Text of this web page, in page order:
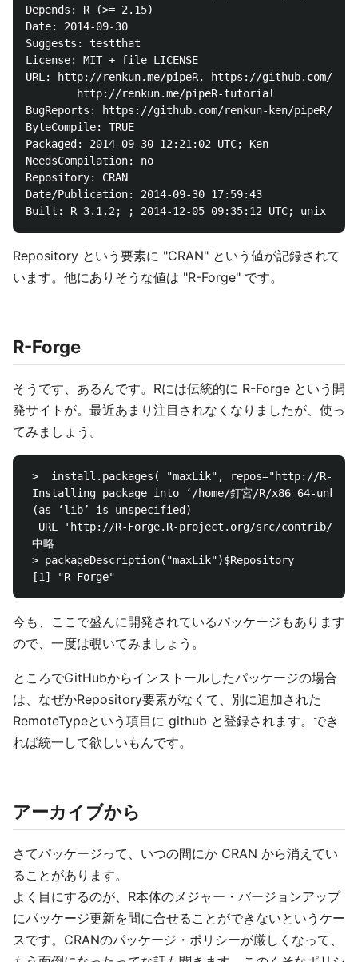
Depends: R (>= 2.15)
Date: 2014-09-30
Suggests: testthat
License: MIT + file LICENSE
URL: http://renkun.me/pipeR, https://github.com/
        http://renkun.me/pipeR-tutorial
BugReports: https://github.com/renkun-ken/pipeR/
ByteCompile: TRUE
Packaged: 2014-09-30 12:21:02 UTC; Ken
NeedsCompilation: no
Repository: CRAN
Date/Publication: 2014-09-30 17:59:43
Repository という要素に "CRAN" という値が記録されて
います。他にありそうな値は "R-Forge" です。
R-Forge
そうです、あるんです。Rには伝統的に R-Forge という開
発サイトが。最近あまり注目されなくなりましたが、使っ
てみましょう。
>  install.packages( "maxLik", repos="http://R-
Installing package into ‘/home/釘宮/R/x86_64-
(as ‘lib’ is unspecified)
URL 'http://R-Forge.R-project.org/src/contrib/
中略
> packageDescription("maxLik")$Repository
今も、ここで盛んに開発されているパッケージもあります
ので、一度は覗いてみましょう。
ところでGitHubからインストールしたパッケージの場合
は、なぜかRepository要素がなくて、別に追加された
RemoteTypeという項目に github と登録されます。でき
れば統一して欲しいもんです。
アーカイブから
さてパッケージって、いつの間にか CRAN から消えてい
ることがあります。
よく目にするのが、R本体のメジャー・バージョンアップ
にパッケージ更新を間に合せることができないというケー
スです。CRANのパッケージ・ポリシーが厳しくなって、